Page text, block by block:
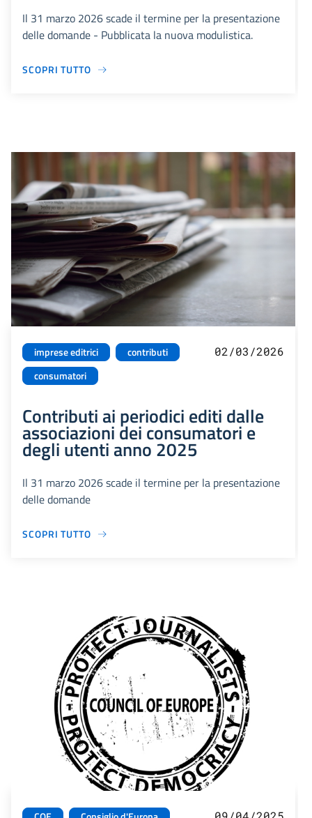
Il 31 marzo 2026 scade il termine per la presentazione
delle domande - Pubblicata la nuova modulistica.
SCOPRI TUTTO
imprese editrici
contributi
consumatori
02/03/2026
Contributi ai periodici editi dalle
associazioni dei consumatori e
degli utenti anno 2025
Il 31 marzo 2026 scade il termine per la presentazione
delle domande
SCOPRI TUTTO